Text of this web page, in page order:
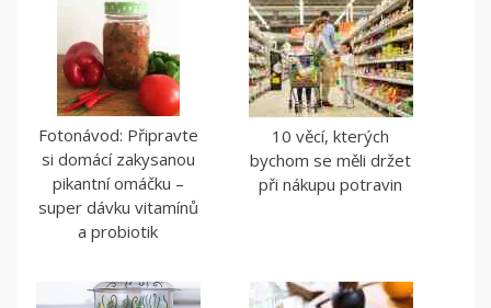
Fotonávod: Připravte
si domácí zakysanou
pikantní omáčku –
super dávku vitamínů
a probiotik
10 věcí, kterých
bychom se měli držet
při nákupu potravin